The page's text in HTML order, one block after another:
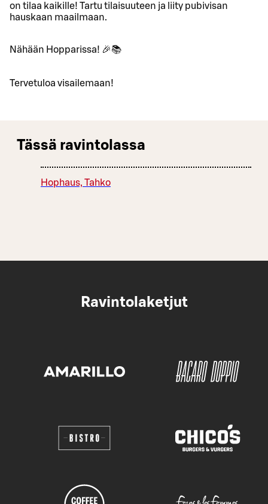
on tilaa kaikille! Tartu tilaisuuteen ja liity pubivisan
hauskaan maailmaan.
Nähään Hopparissa! 🎉📚
Tervetuloa visailemaan!
Tässä ravintolassa
Hophaus, Tahko
Ravintolaketjut